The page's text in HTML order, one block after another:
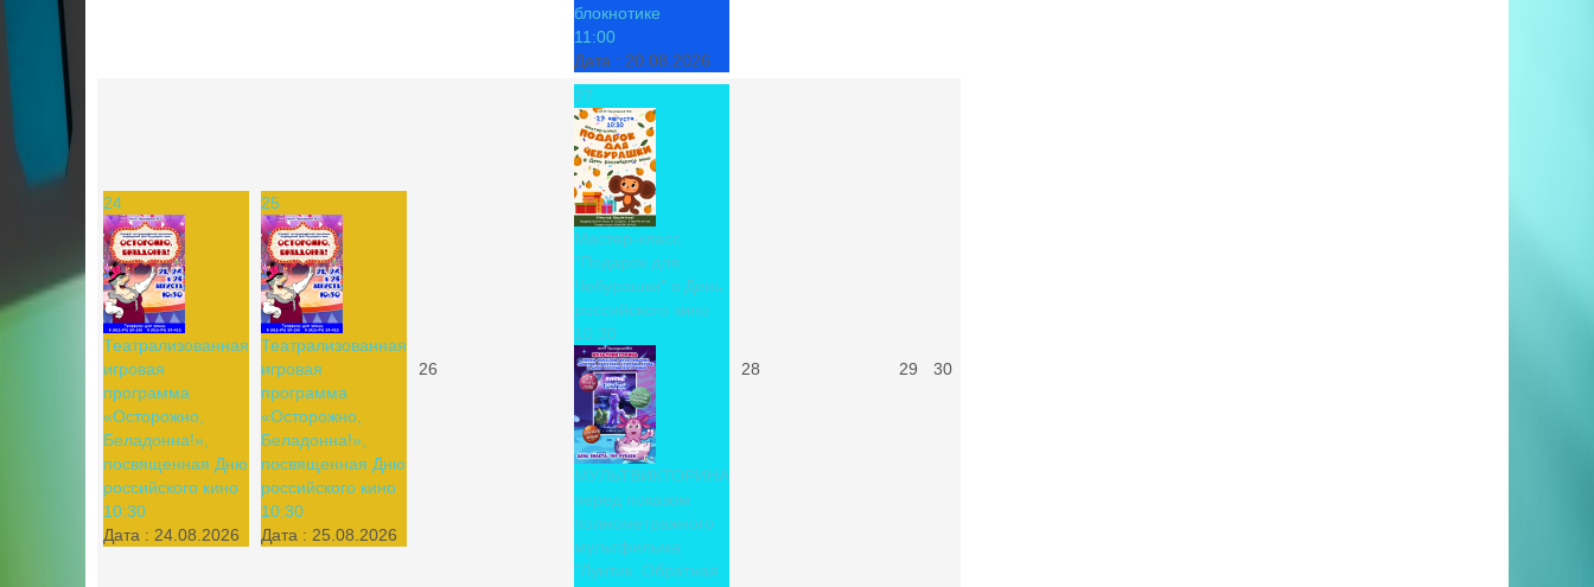
блокнотике
11:00
Дата : 20.08.2026
24
Театрализованная
игровая
программа
«Осторожно,
Беладонна!»,
посвященная Дню
российского кино
10:30
Дата : 24.08.2026
25
Театрализованная
игровая
программа
«Осторожно,
Беладонна!»,
посвященная Дню
российского кино
10:30
Дата : 25.08.2026
26
27
Мастер-класс
"Подарок для
Чебурашки" в День
российского кино
10:30
МУЛЬТВИКТОРИНА
перед показом
полнометражного
мультфильма
"Лунтик. Обратная
28 29 30